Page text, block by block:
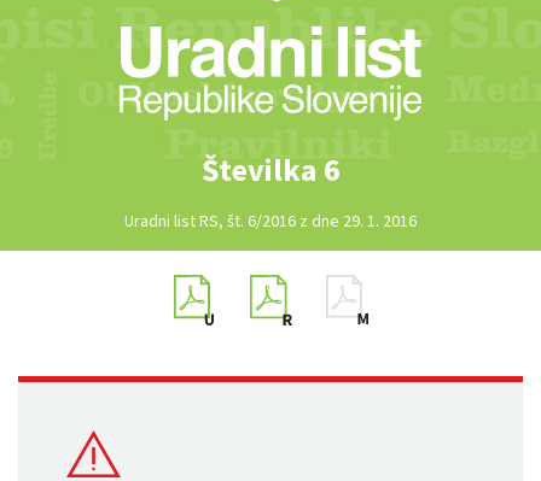
Številka 6
Uradni list RS, št. 6/2016 z dne 29. 1. 2016